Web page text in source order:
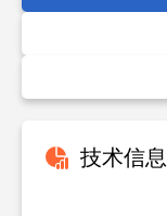
技术信息